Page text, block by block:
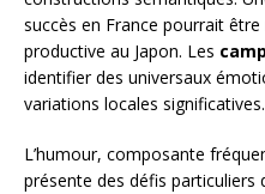
succès en France pourrait
productive au Japon. Les
identifier des universaux
variations locales significatives.
L’humour, composante
présente des défis particuliers